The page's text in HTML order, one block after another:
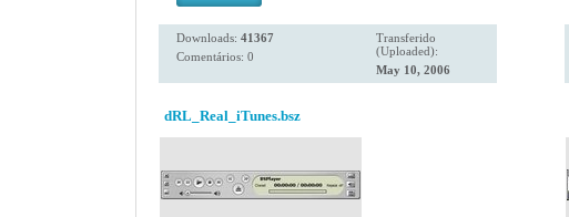
Downloads: 41367
Comentários: 0
Transferido
(Uploaded):
May 10, 2006
dRL_Real_iTunes.bsz